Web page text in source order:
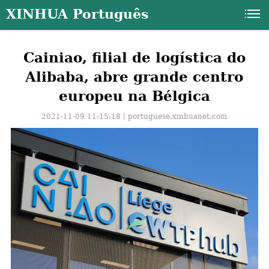
XINHUA Português
Cainiao, filial de logística do
Alibaba, abre grande centro
europeu na Bélgica
2021-11-09 11:15:18丨portuguese.xinhuanet.com